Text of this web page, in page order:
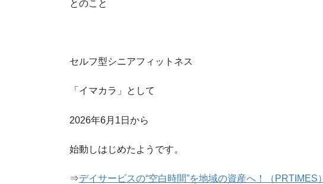
とのこと
セルフ型シニアフィットネス
「イマカラ」として
2026年6月1日から
始動しはじめたようです。
⇒デイサービスの“空白時間”を地域の資産へ！（PRTIMES）